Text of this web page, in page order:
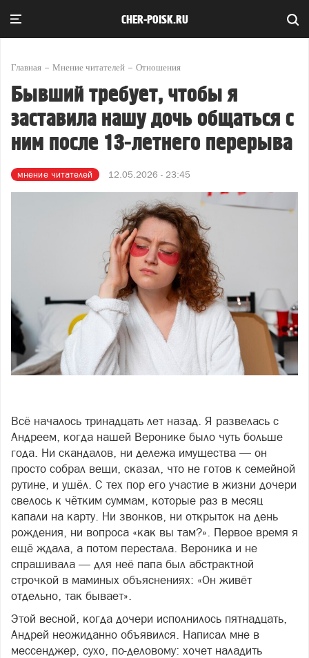
CHER-POISK.RU
Главная Мнение читателей Отношения
Бывший требует, чтобы я
заставила нашу дочь общаться с
ним после 13-летнего перерыва
мнение читателей 12.05.2026 - 23:45
Всё началось тринадцать лет назад. Я развелась с
Андреем, когда нашей Веронике было чуть больше
года. Ни скандалов, ни дележа имущества — он
просто собрал вещи, сказал, что не готов к семейной
рутине, и ушёл. С тех пор его участие в жизни дочери
свелось к чётким суммам, которые раз в месяц
капали на карту. Ни звонков, ни открыток на день
рождения, ни вопроса «как вы там?». Первое время я
ещё ждала, а потом перестала. Вероника и не
спрашивала — для неё папа был абстрактной
строчкой в маминых объяснениях: «Он живёт
отдельно, так бывает».
Этой весной, когда дочери исполнилось пятнадцать,
Андрей неожиданно объявился. Написал мне в
мессенджер, сухо, по-деловому: хочет наладить